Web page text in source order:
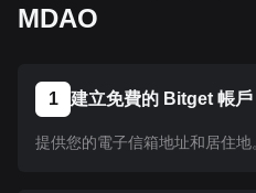
MDAO
1 建立免費的 Bitget 帳戶
提供您的電子信箱地址和居住地